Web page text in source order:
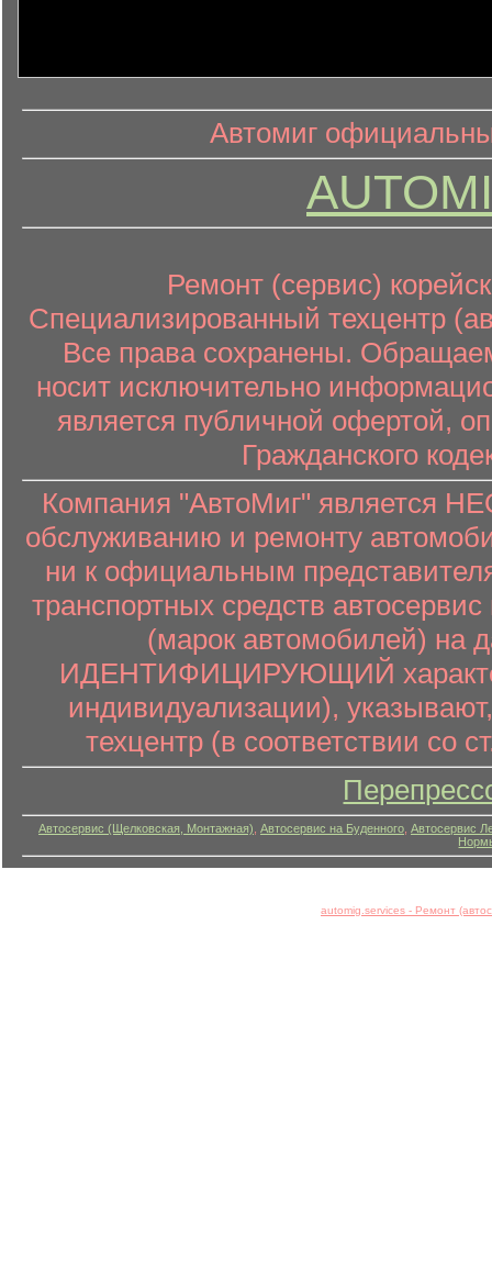
информационный контент
Автомиг
Ремонт (сервис)
Специализированный техцентр
Все права сохранены.
носит исключительно
является публичной офертой,
Гражданского
Компания "АвтоМиг" является
обслуживанию и ремонту
ни к официальным
транспортных средств
(марок автомобилей) на
ИДЕНТИФИЦИРУЮЩИЙ характер
индивидуализации),
техцентр (в соответствии со
Автосервис (Щелковская, Монтажная) Автосервис на Буденного Автосервис
automig.services - Ремонт